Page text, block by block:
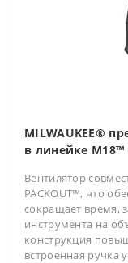
MILWAUKEE®
в линейке M18™
Вентилятор
PACKOUT™, что
сокращает время,
инструмента на
конструкция
встроенная ручка